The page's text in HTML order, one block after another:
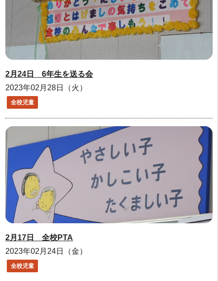
2月24日 6年生を送る会
2023年02月28日（火）
全校児童
2月17日 全校PTA
2023年02月24日（金）
全校児童